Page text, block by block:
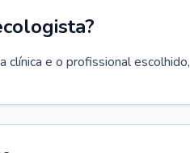
clínica e o profissional escolhido,